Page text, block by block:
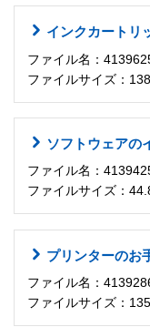
インクカートリ
ファイル名：
ファイルサイズ：
ソフトウェアの
ファイル名：
ファイルサイズ：
プリンターのお
ファイル名：
ファイルサイズ：